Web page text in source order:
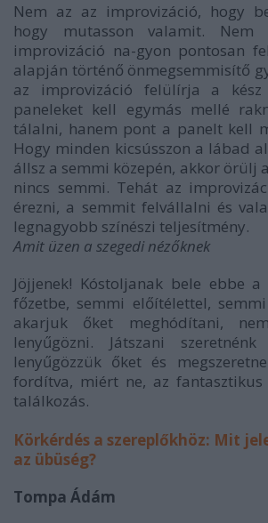
Nem az az improvizáció, hogy
hogy mutasson valamit. Nem
improvizáció na-gyon pontosan
alapján történő önmegsemmisítő
az improvizáció felülírja a kész
paneleket kell egymás mellé
tálalni, hanem pont a panelt kell
Hogy minden kicsússzon a lábad
állsz a semmi közepén, akkor örülj
nincs semmi. Tehát az
érezni, a semmit felvállalni és
legnagyobb színészi teljesítmény.
Amit üzen a szegedi nézőknek
Jöjjenek! Kóstoljanak bele ebbe
főzetbe, semmi előítélettel,
akarjuk őket meghódítani,
lenyűgözni. Játszani
lenyűgözzük őket és
fordítva, miért ne, az fantasztikus
találkozás.
Körkérdés a szereplőkhöz: Mit
az übüség?
Tompa Ádám